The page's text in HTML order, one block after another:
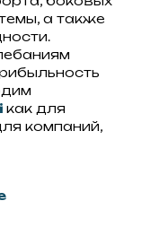
а также
как для
компаний,